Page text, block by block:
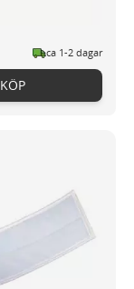
ca 1-2 dagar
KÖP